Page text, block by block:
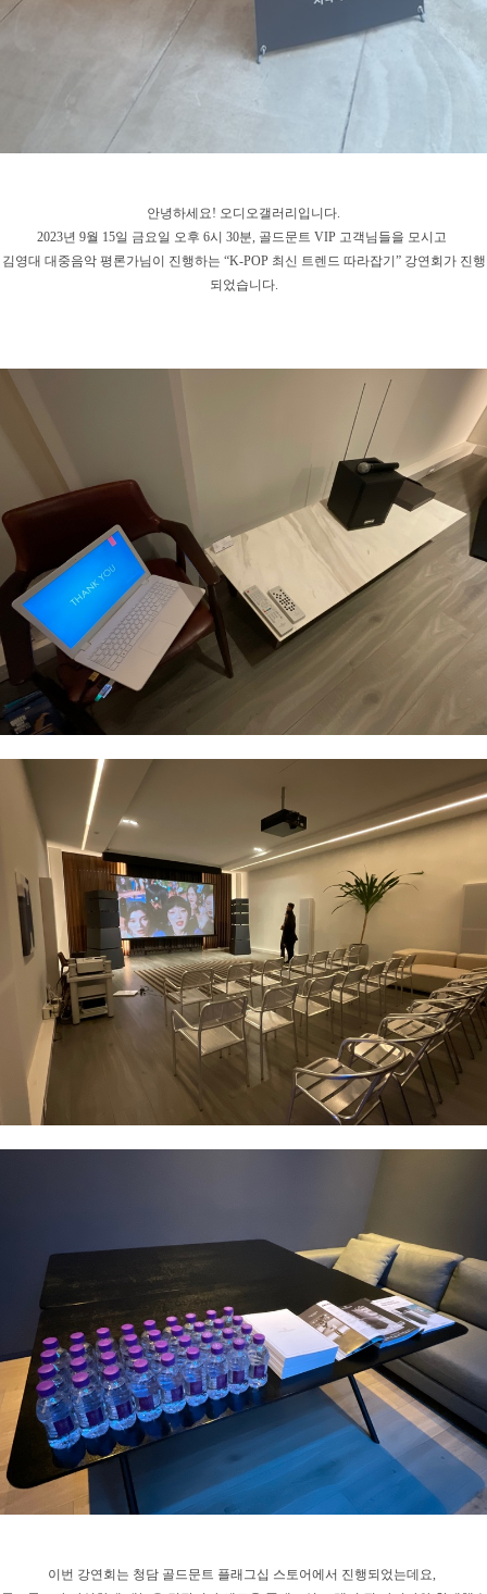
안녕하세요! 오디오갤러리입니다.
2023년 9월 15일 금요일 오후 6시 30분, 골드문트 VIP 고객님들을 모시고
김영대 대중음악 평론가님이 진행하는 “K-POP 최신 트렌드 따라잡기” 강연회가 진행
되었습니다.
이번 강연회는 청담 골드문트 플래그십 스토어에서 진행되었는데요,